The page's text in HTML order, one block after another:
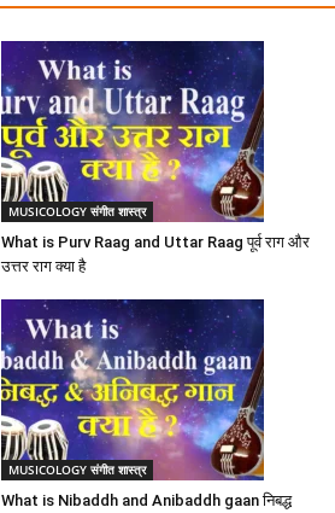
MUSICOLOGY संगीत शास्त्र
What is Purv Raag and Uttar Raag पूर्व राग और
उत्तर राग क्या है
MUSICOLOGY संगीत शास्त्र
What is Nibaddh and Anibaddh gaan निबद्ध